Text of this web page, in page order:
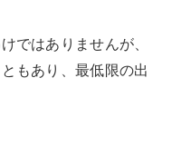
ではありませんが、
もあり、最低限の出